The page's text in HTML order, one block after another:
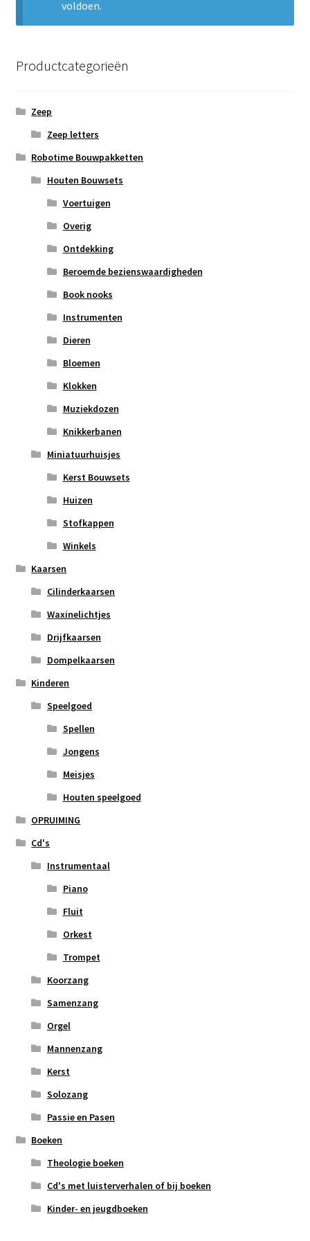
voldoen.
Productcategorieën
Zeep
Zeep letters
Robotime Bouwpakketten
Houten Bouwsets
Voertuigen
Overig
Ontdekking
Beroemde bezienswaardigheden
Book nooks
Instrumenten
Dieren
Bloemen
Klokken
Muziekdozen
Knikkerbanen
Miniatuurhuisjes
Kerst Bouwsets
Huizen
Stofkappen
Winkels
Kaarsen
Cilinderkaarsen
Waxinelichtjes
Drijfkaarsen
Dompelkaarsen
Kinderen
Speelgoed
Spellen
Jongens
Meisjes
Houten speelgoed
OPRUIMING
Cd's
Instrumentaal
Piano
Fluit
Orkest
Trompet
Koorzang
Samenzang
Orgel
Mannenzang
Kerst
Solozang
Passie en Pasen
Boeken
Theologie boeken
Cd's met luisterverhalen of bij boeken
Kinder- en jeugdboeken